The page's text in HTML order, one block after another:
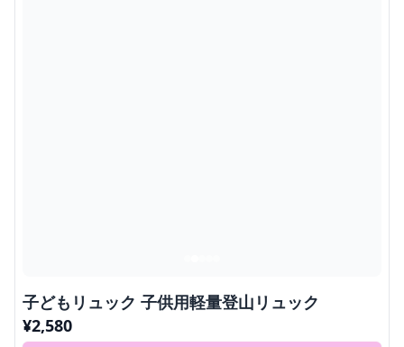
子どもリュック 子供用軽量登山リュック
¥2,580